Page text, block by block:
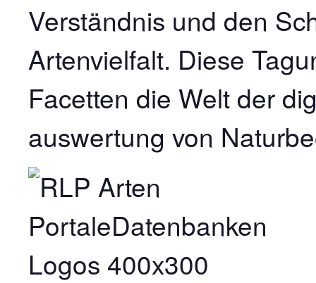
Verständnis und den
Artenvielfalt. Diese
Facetten die Welt der
auswertung von